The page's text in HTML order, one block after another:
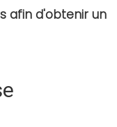
afin d'obtenir un